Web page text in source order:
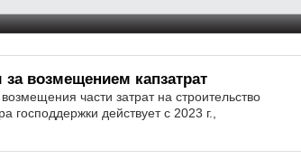
возмещением капзатрат
части затрат на строительство
действует с 2023 г.,